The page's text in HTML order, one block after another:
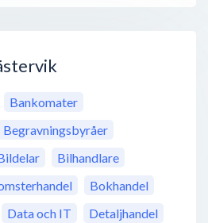
Bankomater
Begravningsbyråer
Bilhandlare
Bokhandel
Data och IT
Detaljhandel